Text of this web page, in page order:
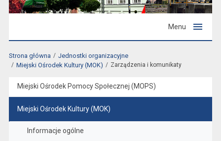
Menu
Strona główna
Jednostki organizacyjne
Miejski Ośrodek Kultury (MOK)
Zarządzenia i komunikaty
Miejski Ośrodek Pomocy Społecznej (MOPS)
Miejski Ośrodek Kultury (MOK)
Informacje ogólne